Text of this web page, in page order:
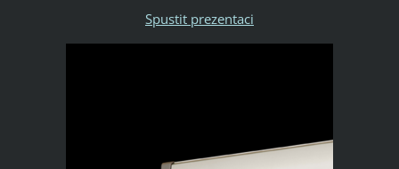
Spustit prezentaci